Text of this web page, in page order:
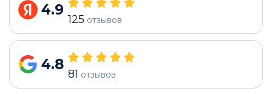
4.9
125 отзывов
4.8
81 отзывов